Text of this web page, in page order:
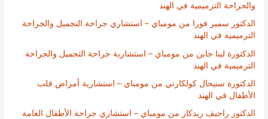
والجراحة الترميمية في الهند
الدكتور سمير فورا من مومباي – استشاري جراحة التجميل والجراحة
الترميمية في الهند
الدكتورة لينا جاين من مومباي – استشارية جراحة التجميل والجراحة
الترميمية في الهند
الدكتورة سنيحال كولكارني من مومباي – استشارية أمراض قلب
الأطفال في الهند
الدكتور راجيف ريدكار من مومباي – استشاري جراحة الأطفال العامة